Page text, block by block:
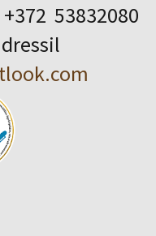
53832080